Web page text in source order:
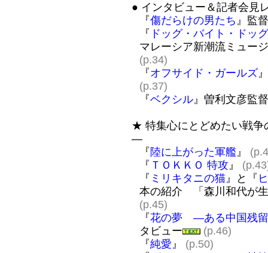
● インタビュー＆記者会見
『傷だらけの男たち 』監
『 ドッグ・バイト・ドッ
マレーシア新潮流ミュー
(p.34)
『オフサイド・ガールズ
(p.37)
『ベクシル 』曽利文彦監
★ 特集心にとどめたい戦
―
『陸に上がった軍艦 』
『 ＴＯＫＫＯ 特攻 』
『 ミリキタニの猫 』と『
本の紹介 「森川和代が
(p.45)
『花の夢 ―ある中国残
タビュー
(p.46)
『純愛 』 (p.50)